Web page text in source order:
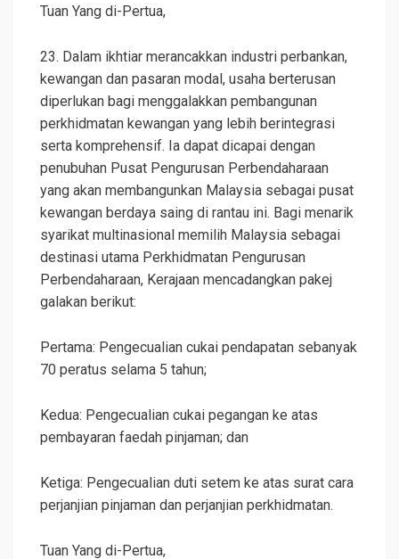
Tuan Yang di-Pertua,
23. Dalam ikhtiar merancakkan industri perbankan,
kewangan dan pasaran modal, usaha berterusan
diperlukan bagi menggalakkan pembangunan
perkhidmatan kewangan yang lebih berintegrasi
serta komprehensif. Ia dapat dicapai dengan
penubuhan Pusat Pengurusan Perbendaharaan
yang akan membangunkan Malaysia sebagai pusat
kewangan berdaya saing di rantau ini. Bagi menarik
syarikat multinasional memilih Malaysia sebagai
destinasi utama Perkhidmatan Pengurusan
Perbendaharaan, Kerajaan mencadangkan pakej
galakan berikut:
Pertama: Pengecualian cukai pendapatan sebanyak
70 peratus selama 5 tahun;
Kedua: Pengecualian cukai pegangan ke atas
pembayaran faedah pinjaman; dan
Ketiga: Pengecualian duti setem ke atas surat cara
perjanjian pinjaman dan perjanjian perkhidmatan.
Tuan Yang di-Pertua,